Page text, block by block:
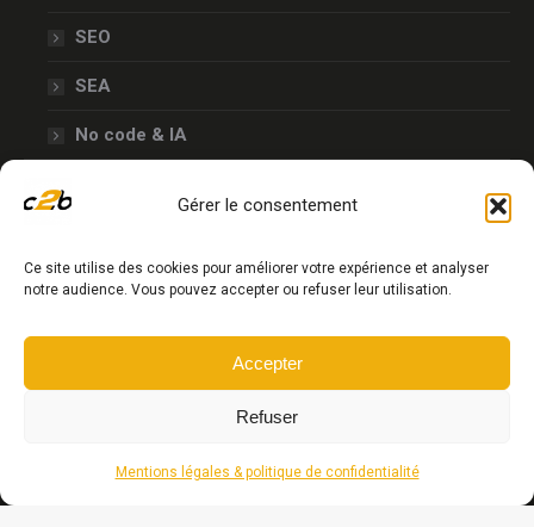
Gérer le consentement
Ce site utilise des cookies pour améliorer votre expérience et analyser
notre audience. Vous pouvez accepter ou refuser leur utilisation.
Accepter
Refuser
Mentions légales & politique de confidentialité
SEO
SEA
No code & IA
Plan du site